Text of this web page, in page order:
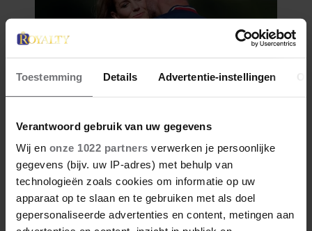
Toestemming Details Advertentie-instellingen
Verantwoord gebruik van uw gegevens
Wij en onze 1022 partners verwerken je persoonlijke
gegevens (bijv. uw IP-adres) met behulp van
technologieën zoals cookies om informatie op uw
apparaat op te slaan en te gebruiken met als doel
gepersonaliseerde advertenties en content, metingen aan